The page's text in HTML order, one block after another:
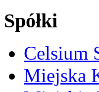
Spółki
Celsium
Miejska